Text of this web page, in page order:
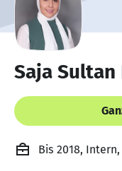
Saja Sultan
Bis 2018,